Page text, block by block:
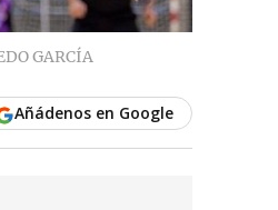
GARCÍA
Añádenos en Google